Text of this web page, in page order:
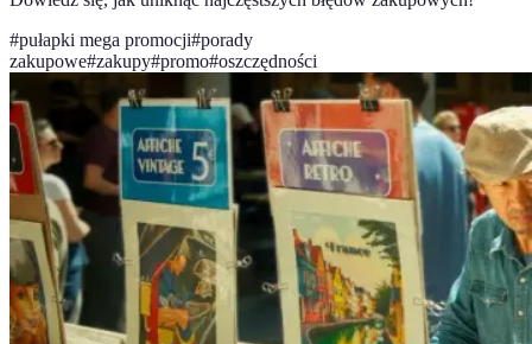
#pułapki mega promocji#porady
zakupowe#zakupy#promo#oszczędności